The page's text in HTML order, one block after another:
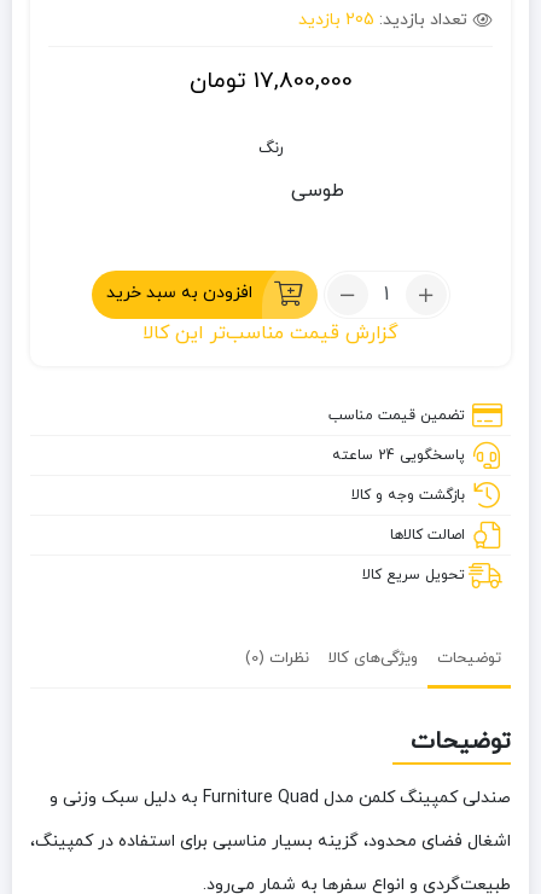
تعداد بازدید: 205 بازدید
17,800,000 تومان
رنگ
طوسی
تعداد:
کمپینگ
Furniture
Quad
افزودن به سبد خرید
گزارش قیمت مناسب‌تر این کالا
تضمین قیمت مناسب
پاسخگویی 24 ساعته
بازگشت وجه و کالا
اصالت کالاها
تحویل سریع کالا
توضیحات ویژگی‌های کالا نظرات (0)
توضیحات
صندلی کمپینگ کلمن مدل Furniture Quad
به دلیل سبک وزنی و
اشغال فضای محدود، گزینه بسیار مناسبی برای استفاده در کمپینگ،
طبیعت‌گردی و انواع سفرها به شمار می‌رود.